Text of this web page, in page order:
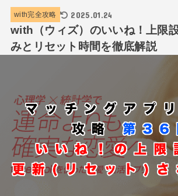
with完全攻略 2025.01.24
with（ウィズ）のいいね！上限
みとリセット時間を徹底解説